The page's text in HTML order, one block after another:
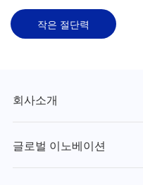
작은 절단력
회사소개
글로벌 이노베이션